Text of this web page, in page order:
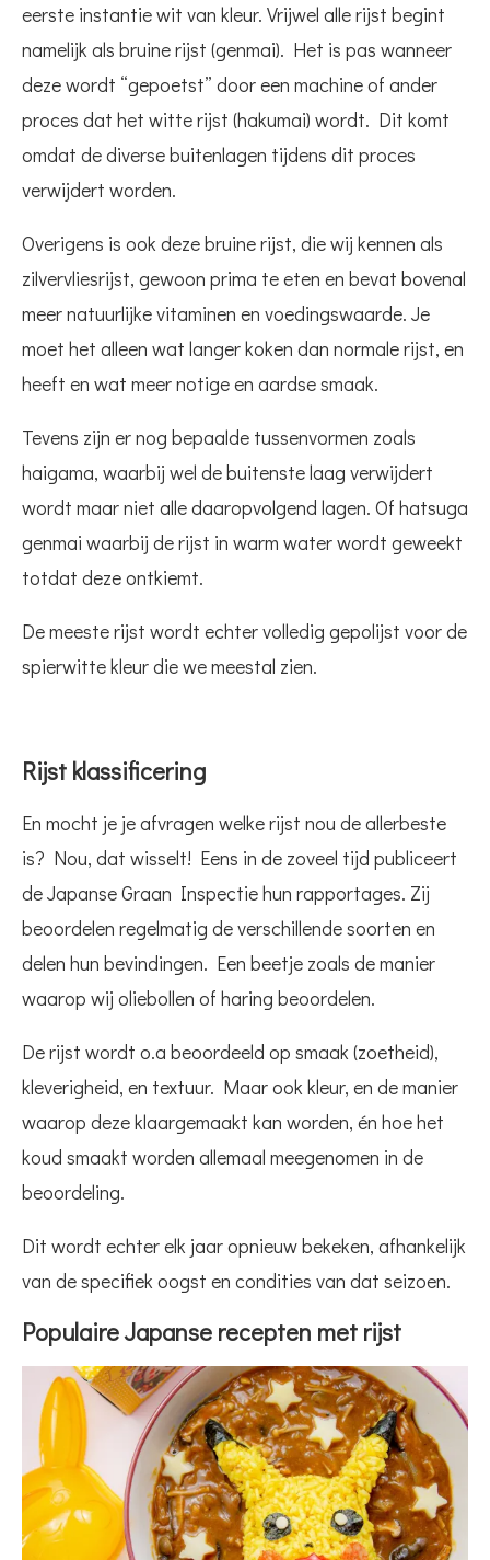
eerste instantie wit van kleur. Vrijwel alle rijst begint
namelijk als bruine rijst (genmai). Het is pas wanneer
deze wordt “gepoetst” door een machine of ander
proces dat het witte rijst (hakumai) wordt. Dit komt
omdat de diverse buitenlagen tijdens dit proces
verwijdert worden.
Overigens is ook deze bruine rijst, die wij kennen als
zilvervliesrijst, gewoon prima te eten en bevat bovenal
meer natuurlijke vitaminen en voedingswaarde. Je
moet het alleen wat langer koken dan normale rijst, en
heeft en wat meer notige en aardse smaak.
Tevens zijn er nog bepaalde tussenvormen zoals
haigama, waarbij wel de buitenste laag verwijdert
wordt maar niet alle daaropvolgend lagen. Of hatsuga
genmai waarbij de rijst in warm water wordt geweekt
totdat deze ontkiemt.
De meeste rijst wordt echter volledig gepolijst voor de
spierwitte kleur die we meestal zien.
Rijst klassificering
En mocht je je afvragen welke rijst nou de allerbeste
is? Nou, dat wisselt! Eens in de zoveel tijd publiceert
de Japanse Graan Inspectie hun rapportages. Zij
beoordelen regelmatig de verschillende soorten en
delen hun bevindingen. Een beetje zoals de manier
waarop wij oliebollen of haring beoordelen.
De rijst wordt o.a beoordeeld op smaak (zoetheid),
kleverigheid, en textuur. Maar ook kleur, en de manier
waarop deze klaargemaakt kan worden, én hoe het
koud smaakt worden allemaal meegenomen in de
beoordeling.
Dit wordt echter elk jaar opnieuw bekeken, afhankelijk
van de specifiek oogst en condities van dat seizoen.
Populaire Japanse recepten met rijst